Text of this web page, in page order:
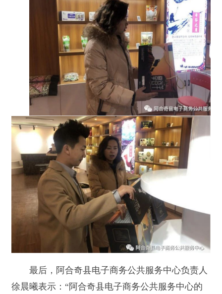
最后，阿合奇县电子商务公共服务中心负责人
徐晨曦表示：“阿合奇县电子商务公共服务中心的
建立是便民利民的工程，带着重要的责任和使命。
我们会努力加快脚步，加快进度，争取早日完善服
务中心的功能，要让阿合奇县的广大人民群众了解
电子商务，学会电子商务，利用电子商务，以达到
人民改善生活，脱贫增收的目的。”
分享:
打印本页 关闭窗口
主办：新疆阿合奇县人民政府办公室
承办：新疆阿合奇县政务服务和数字发
政府网站标识码：6530230001
新ICP备16001989号